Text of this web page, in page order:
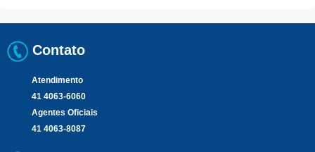
Contato
Atendimento
41 4063-6060
Agentes Oficiais
41 4063-8087